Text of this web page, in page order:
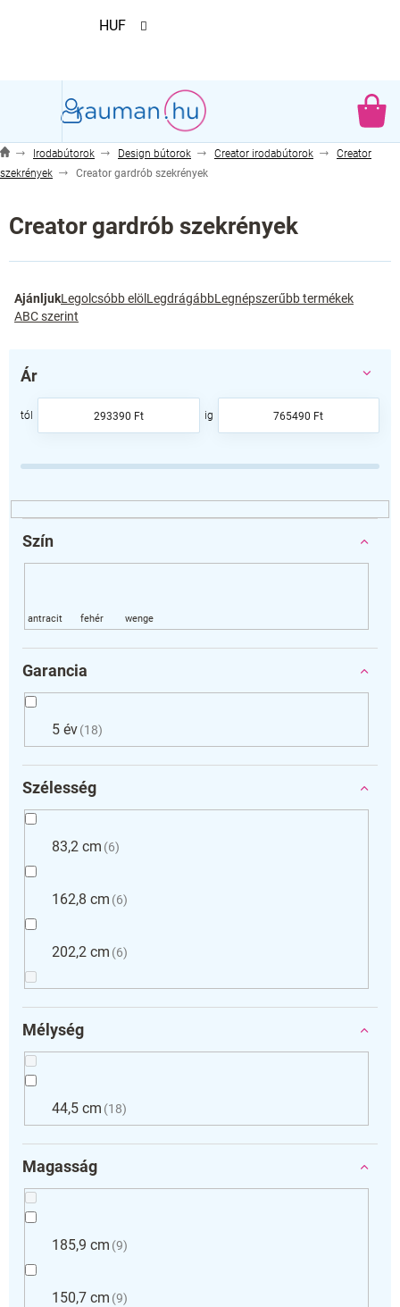
HUF
Irodabútorok Design bútorok Creator irodabútorok
Creator
szekrények
Creator gardrób szekrények
Creator gardrób szekrények
e
r
k
k
e
d
e
AjánljukLegolcsóbb elöl LegdrágábbLegnépszerűbb termékek
ABC szerint
Ár
293390 Ft 765490 Ft
Szín
Garancia
5 év 18
Szélesség
83,2 cm 6
162,8 cm 6
202,2 cm 6
Mélység
44,5 cm 18
Magasság
185,9 cm 9
150,7 cm 9